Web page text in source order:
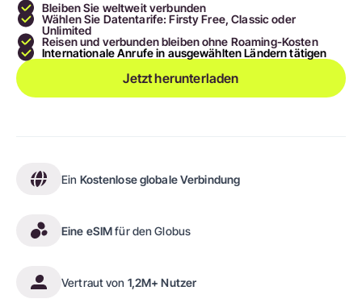
Bleiben Sie weltweit verbunden
Wählen Sie Datentarife: Firsty Free, Classic oder
Unlimited
Reisen und verbunden bleiben ohne Roaming-Kosten
Internationale Anrufe in ausgewählten Ländern tätigen
Jetzt herunterladen
Ein Kostenlose globale Verbindung
Eine eSIMfür den Globus
Vertraut von 1,2M+ Nutzer